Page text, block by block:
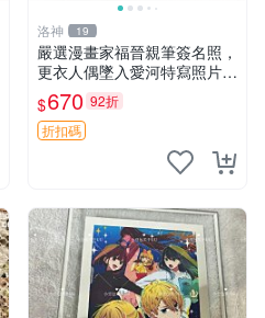
洛神 19
嚴選漫畫家福晉親筆簽名照，
更衣人偶墜入愛河特寫照片 6
寸含框 經典收藏 更多收藏、
親筆簽名、福晉周邊
$670 92折
折扣碼